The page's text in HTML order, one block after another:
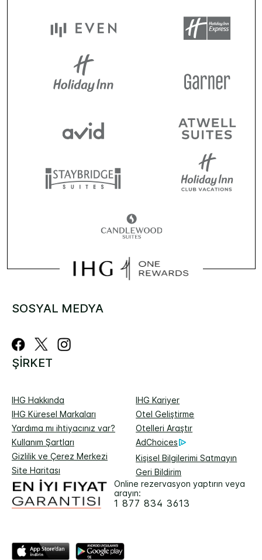
SOSYAL MEDYA
ŞIRKET
IHG Hakkında
IHG Kariyer
IHG Küresel Markaları
Otel Geliştirme
Yardıma mı ihtiyacınız var?
Otelleri Araştır
Kullanım Şartları
AdChoices
Gizlilik ve Çerez Merkezi
Kişisel Bilgilerimi Satmayın
Site Haritası
Geri Bildirim
Online rezervasyon yaptırın veya
arayın:
1 877 834 3613